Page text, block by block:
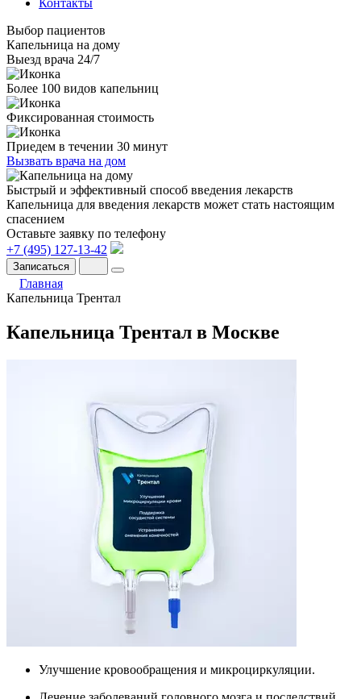
Контакты
Выбор пациентов
Капельница на дому
Выезд врача 24/7
Более 100 видов капельниц
Фиксированная стоимость
Приедем в течении 30 минут
Вызвать врача на дом
Быстрый и эффективный способ введения лекарств
Капельница для введения лекарств может стать настоящим
спасением
Оставьте заявку по телефону
+7 (495) 127-13-42
Записаться
Главная
Капельница Трентал
Капельница Трентал в Москве
Улучшение кровообращения и микроциркуляции.